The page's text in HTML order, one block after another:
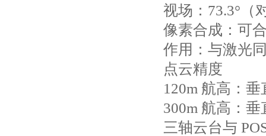
视场：73.3°（
像素合成：可
作用：与激光
点云精度
120m 航高：垂
300m 航高：垂
三轴云台与